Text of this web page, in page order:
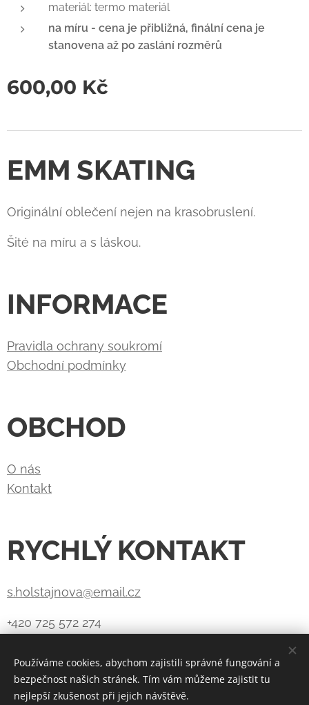
materiál: termo materiál
na míru - cena je přibližná, finální cena je
stanovena až po zaslání rozměrů
600,00 Kč
EMM SKATING
Originální oblečení nejen na krasobruslení.
Šité na míru a s láskou.
INFORMACE
Pravidla ochrany soukromí
Obchodní podmínky
OBCHOD
O nás
Kontakt
RYCHLÝ KONTAKT
s.holstajnova@email.cz
+420 725 572 274
Vytvořeno službouWebnode Cookies
Používáme cookies, abychom zajistili správné fungování a
bezpečnost našich stránek. Tím vám můžeme zajistit tu
nejlepší zkušenost při jejich návštěvě.